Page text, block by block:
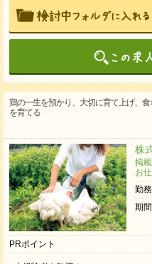
鶏の一生を預かり、大切に育て上げ、
を育てる
株
掲
お
勤
期間
PRポイント